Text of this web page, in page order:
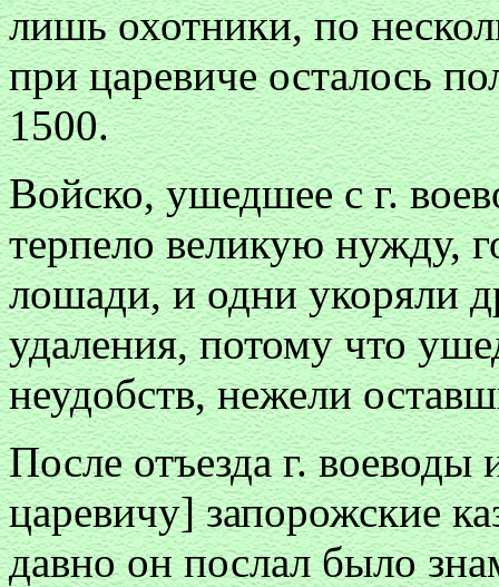
лишь охотники, по
при царевиче осталось
1500.
Войско, ушедшее с г.
терпело великую нужду,
лошади, и одни укоряли
удаления, потому что
неудобств, нежели
После отъезда г.
царевичу] запорожские
давно он послал было